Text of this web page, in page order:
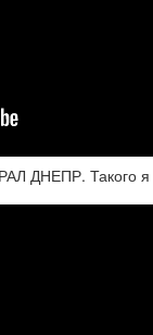
ДНЕПР. Такого